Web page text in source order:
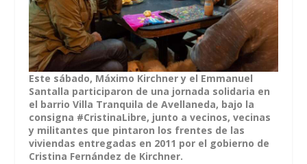
Este sábado, Máximo Kirchner y el Emmanuel
Santalla participaron de una jornada solidaria en
el barrio Villa Tranquila de Avellaneda, bajo la
consigna #CristinaLibre, junto a vecinos, vecinas
y militantes que pintaron los frentes de las
viviendas entregadas en 2011 por el gobierno de
Cristina Fernández de Kirchner.